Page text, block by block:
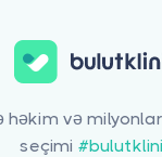
həkim və
seçimi